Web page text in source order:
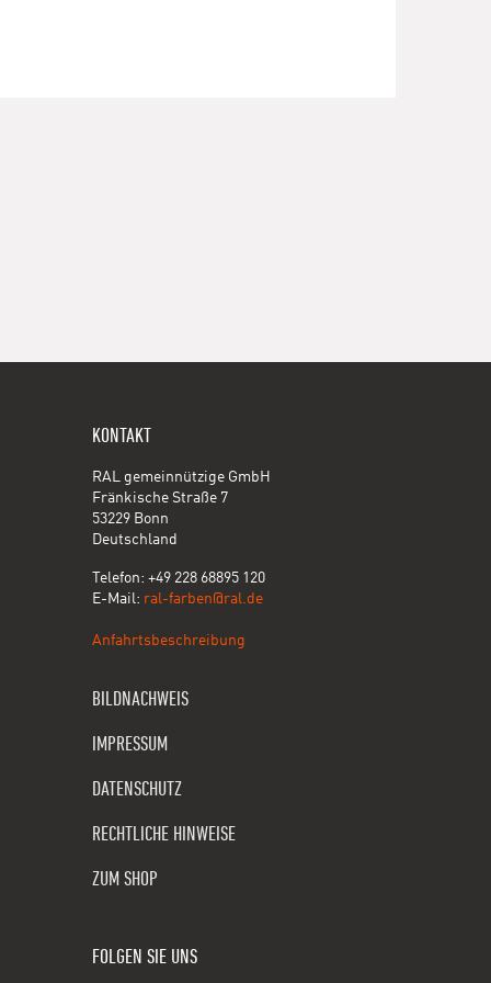
KONTAKT
RAL gemeinnützige GmbH
Fränkische Straße 7
53229 Bonn
Deutschland
Telefon: +49 228 68895 120
E-Mail: ral-farben@ral.de
Anfahrtsbeschreibung
BILDNACHWEIS
IMPRESSUM
DATENSCHUTZ
RECHTLICHE HINWEISE
ZUM SHOP
FOLGEN SIE UNS